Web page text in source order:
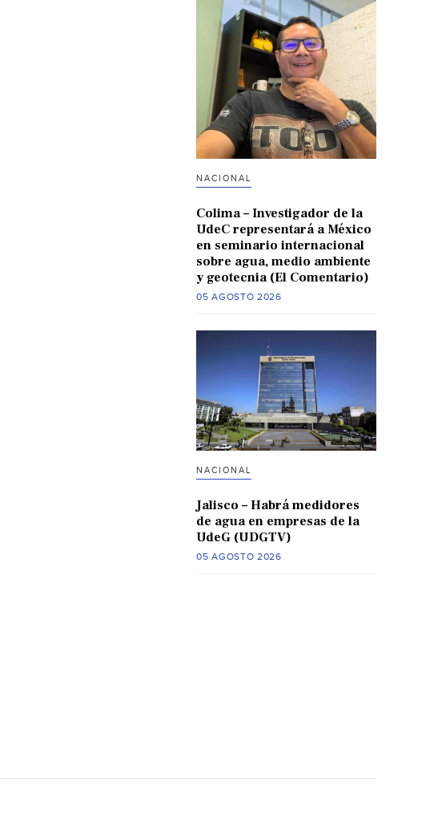
NACIONAL
Colima – Investigador de la
UdeC representará a México
en seminario internacional
sobre agua, medio ambiente
y geotecnia (El Comentario)
05 AGOSTO 2026
NACIONAL
Jalisco – Habrá medidores
de agua en empresas de la
UdeG (UDGTV)
05 AGOSTO 2026